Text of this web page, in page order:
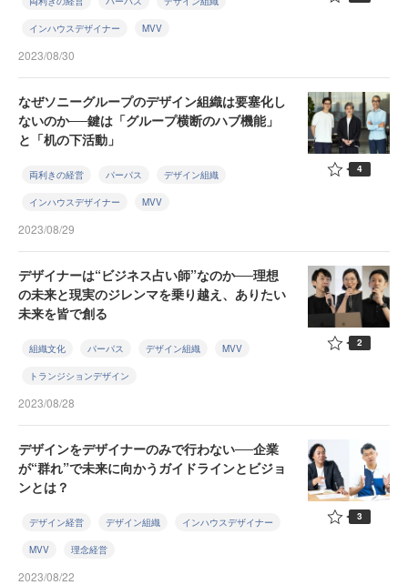
インハウスデザイナー MVV
2023/08/30
なぜソニーグループのデザイン組織は要塞化し
ないのか──鍵は「グループ横断のハブ機能」
と「机の下活動」
両利きの経営 パーパス デザイン組織
インハウスデザイナー MVV
2023/08/29
4
デザイナーは“ビジネス占い師”なのか──理想
の未来と現実のジレンマを乗り越え、ありたい
未来を皆で創る
組織文化 パーパス デザイン組織 MVV
トランジションデザイン
2023/08/28
2
デザインをデザイナーのみで行わない──企業
が“群れ”で未来に向かうガイドラインとビジョ
ンとは？
デザイン経営 デザイン組織 インハウスデザイナー
MVV 理念経営
2023/08/22
3